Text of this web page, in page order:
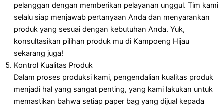
pelanggan dengan memberikan pelayanan unggul. Tim kami
selalu siap menjawab pertanyaan Anda dan menyarankan
produk yang sesuai dengan kebutuhan Anda. Yuk,
konsultasikan pilihan produk mu di Kampoeng Hijau
sekarang juga!
Kontrol Kualitas Produk
Dalam proses produksi kami, pengendalian kualitas produk
menjadi hal yang sangat penting, yang kami lakukan untuk
memastikan bahwa setiap paper bag yang dijual kepada